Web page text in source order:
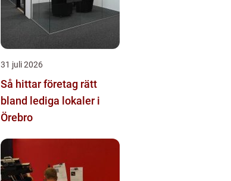
31 juli 2026
Så hittar företag rätt
bland lediga lokaler i
Örebro